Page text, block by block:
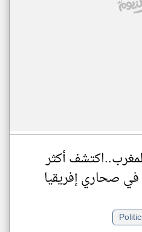
أكثر
في صحاري إفريقيا